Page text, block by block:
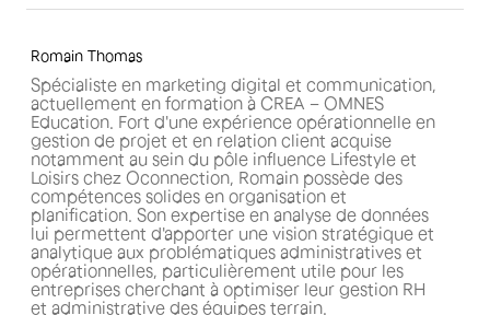
Romain Thomas
Spécialiste en marketing digital et communication,
actuellement en formation à CREA – OMNES
Education. Fort d'une expérience opérationnelle en
gestion de projet et en relation client acquise
notamment au sein du pôle influence Lifestyle et
Loisirs chez Oconnection, Romain possède des
compétences solides en organisation et
planification. Son expertise en analyse de données
lui permettent d'apporter une vision stratégique et
analytique aux problématiques administratives et
opérationnelles, particulièrement utile pour les
entreprises cherchant à optimiser leur gestion RH
et administrative des équipes terrain.